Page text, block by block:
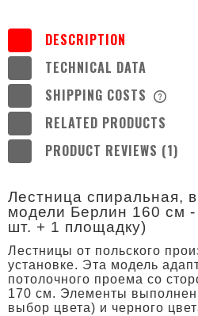
DESCRIPTION
TECHNICAL DATA
SHIPPING COSTS
RELATED PRODUCTS
PRODUCT REVIEWS (1)
Лестница спиральная,
модели Берлин 160 см
шт. + 1 площадку)
Лестницы от польского
установке. Эта модель
потолочного проема со
170 см. Элементы
выбор цвета) и черного